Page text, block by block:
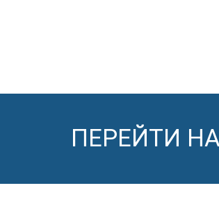
ПЕРЕЙТИ